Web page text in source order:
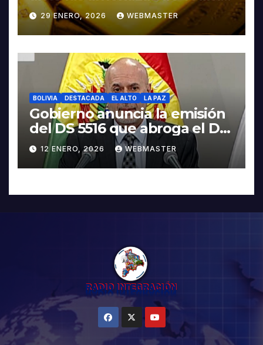
contra Irán
29 ENERO, 2026 WEBMASTER
BOLIVIA DESTACADA EL ALTO LA PAZ
Gobierno anuncia la emisión
del DS 5516 que abroga el DS
5503
12 ENERO, 2026 WEBMASTER